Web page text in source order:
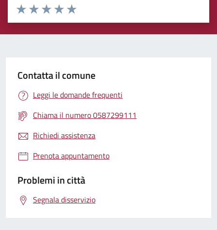
Rating:
Valuta 5 stelle su 5
Valuta 4 stelle su 5
Valuta 3 stelle su 5
Valuta 2 stelle su 5
Valuta 1 stelle su 5
Contatta il comune
Leggi le domande frequenti
Chiama il numero 0587299111
Richiedi assistenza
Prenota appuntamento
Problemi in città
Segnala disservizio